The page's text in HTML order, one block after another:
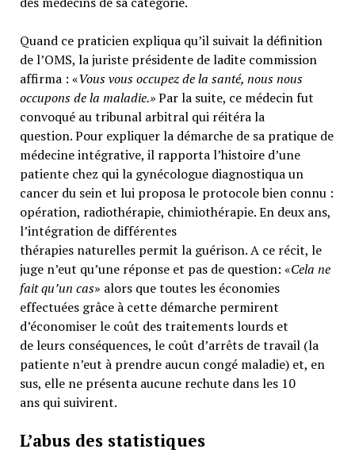
Quand ce praticien expliqua qu’il suivait la définition
de l’OMS, la juriste présidente de ladite commission
affirma : «Vous vous occupez de la santé, nous nous
occupons de la maladie.»Par la suite, ce médecin fut
convoqué au tribunal arbitral qui réitéra la
question. Pour expliquer la démarche de sa pratique de
médecine intégrative, il rapporta l’histoire d’une
patiente chez qui la gynécologue diagnostiqua un
cancer du sein et lui proposa le protocole bien connu :
opération, radiothérapie, chimiothérapie. En deux ans,
l’intégration de différentes
thérapies naturelles permit la guérison. A ce récit, le
juge n’eut qu’une réponse et pas de question: «Cela ne
fait qu’un cas» alors que toutes les économies
effectuées grâce à cette démarche permirent
d’économiser le coût des traitements lourds et
de leurs conséquences, le coût d’arrêts de travail (la
patiente n’eut à prendre aucun congé maladie) et, en
sus, elle ne présenta aucune rechute dans les 10
ans qui suivirent.
L’abus des statistiques